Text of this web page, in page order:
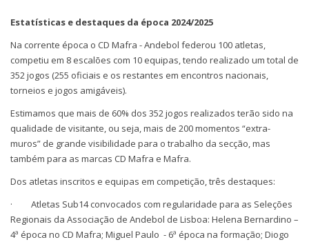
Estatísticas e destaques da época 2024/2025
Na corrente época o CD Mafra - Andebol federou 100 atletas,
competiu em 8 escalões com 10 equipas, tendo realizado um total de
352 jogos (255 oficiais e os restantes em encontros nacionais,
torneios e jogos amigáveis).
Estimamos que mais de 60% dos 352 jogos realizados terão sido na
qualidade de visitante, ou seja, mais de 200 momentos “extra-
muros” de grande visibilidade para o trabalho da secção, mas
também para as marcas CD Mafra e Mafra.
Dos atletas inscritos e equipas em competição, três destaques:
· Atletas Sub14 convocados com regularidade para as Seleções
Regionais da Associação de Andebol de Lisboa: Helena Bernardino –
4ª época no CD Mafra; Miguel Paulo - 6ª época na formação; Diogo